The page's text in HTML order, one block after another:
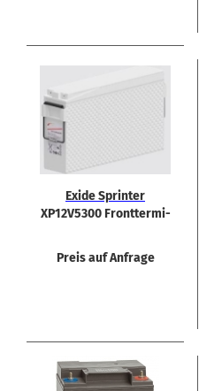
Exide Sprin­ter
XP12V5300 Front­ter­mi­
Preis auf Anfrage